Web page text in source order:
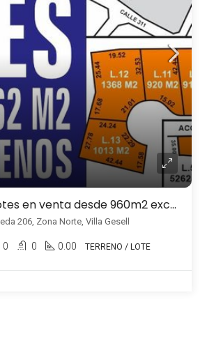
Terrenos/Lotes en venta desde 960m2 excelente ubicación, Zona Norte Villa Gesell
206, Zona Norte, Villa Gesell
0 0 0.00 TERRENO / LOTE